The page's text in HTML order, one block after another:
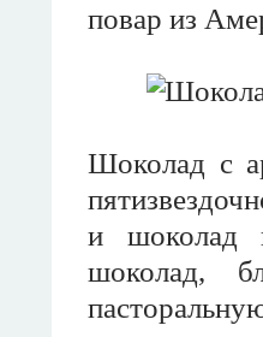
повар из
Шоколад с
и шоколад
шоколад,